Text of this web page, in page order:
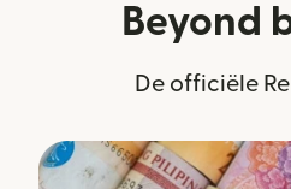
Beyond
De officiële